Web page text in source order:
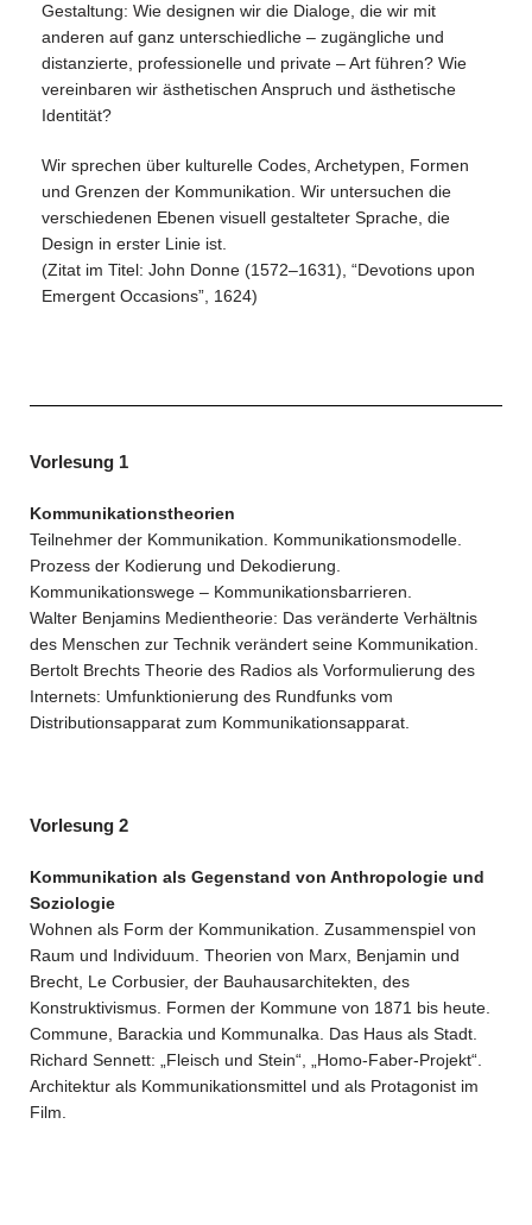
Gestaltung: Wie designen wir die Dialoge, die wir mit
anderen auf ganz unterschiedliche – zugängliche und
distanzierte, professionelle und private – Art führen? Wie
vereinbaren wir ästhetischen Anspruch und ästhetische
Identität?
Wir sprechen über kulturelle Codes, Archetypen, Formen
und Grenzen der Kommunikation. Wir untersuchen die
verschiedenen Ebenen visuell gestalteter Sprache, die
Design in erster Linie ist.
(Zitat im Titel: John Donne (1572–1631), “Devotions upon
Emergent Occasions”, 1624)
Vorlesung 1
Kommunikationstheorien
Teilnehmer der Kommunikation. Kommunikationsmodelle.
Prozess der Kodierung und Dekodierung.
Kommunikationswege – Kommunikationsbarrieren.
Walter Benjamins Medientheorie: Das veränderte Verhältnis
des Menschen zur Technik verändert seine Kommunikation.
Bertolt Brechts Theorie des Radios als Vorformulierung des
Internets: Umfunktionierung des Rundfunks vom
Distributionsapparat zum Kommunikationsapparat.
Vorlesung 2
Kommunikation als Gegenstand von Anthropologie und
Soziologie
Wohnen als Form der Kommunikation. Zusammenspiel von
Raum und Individuum. Theorien von Marx, Benjamin und
Brecht, Le Corbusier, der Bauhausarchitekten, des
Konstruktivismus. Formen der Kommune von 1871 bis heute.
Commune, Barackia und Kommunalka. Das Haus als Stadt.
Richard Sennett: „Fleisch und Stein“, „Homo-Faber-Projekt“.
Architektur als Kommunikationsmittel und als Protagonist im
Film.